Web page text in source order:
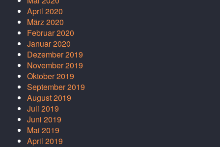
April 2020
März 2020
Februar 2020
Januar 2020
Dezember 2019
November 2019
Oktober 2019
September 2019
August 2019
Juli 2019
Juni 2019
Mai 2019
April 2019